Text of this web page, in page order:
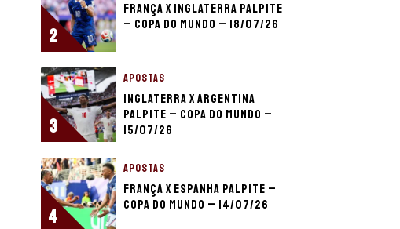
2
França x Inglaterra palpite
– Copa do Mundo – 18/07/26
3
APOSTAS
Inglaterra x Argentina
palpite – Copa do Mundo –
15/07/26
4
APOSTAS
França x Espanha palpite –
Copa do Mundo – 14/07/26